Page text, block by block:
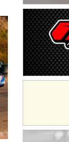
KDO - F6
Ciudad de
Trenque
Parque de la
Villaguay